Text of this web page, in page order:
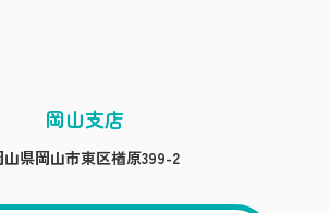
岡山支店
山県岡山市東区楢原399-2